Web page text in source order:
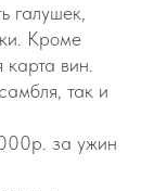
галушек,
Кроме
вин.
так и
за ужин